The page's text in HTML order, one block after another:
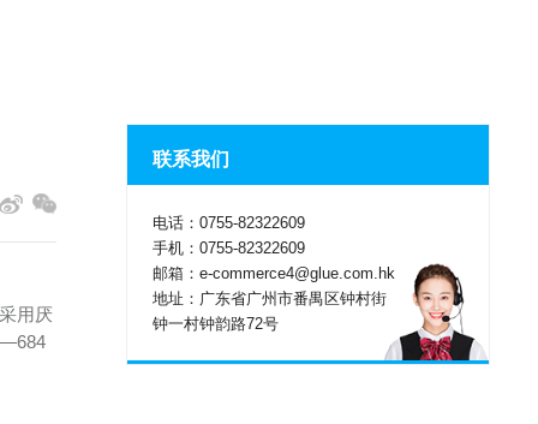
用厌
联系我们
电话：0755-82322609
手机：0755-82322609
邮箱：e-commerce4@glue.com.hk
地址：广东省广州市番禺区钟村街
钟一村钟韵路72号